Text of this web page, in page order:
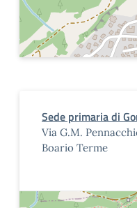
Sede primaria di
Via G.M.
Boario Terme